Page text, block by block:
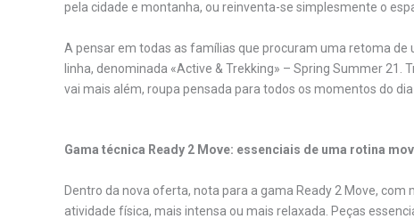
pela cidade e montanha, ou reinventa-se simplesmente o
A pensar em todas as famílias que procuram uma retoma de
linha, denominada «Active & Trekking» – Spring Summer
vai mais além, roupa pensada para todos os momentos do
Gama técnica Ready 2 Move: essenciais de uma rotina
Dentro da nova oferta, nota para a gama Ready 2 Move,
atividade física, mais intensa ou mais relaxada. Peças